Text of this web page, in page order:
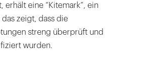
erhält eine “Kitemark”, ein
zeigt, dass die
streng überprüft und
wurden.